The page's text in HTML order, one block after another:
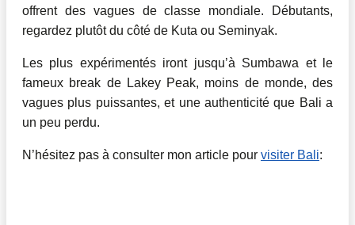
offrent des vagues de classe mondiale. Débutants,
regardez plutôt du côté de Kuta ou Seminyak.
Les plus expérimentés iront jusqu’à Sumbawa et le
fameux break de Lakey Peak, moins de monde, des
vagues plus puissantes, et une authenticité que Bali a
un peu perdu.
N’hésitez pas à consulter mon article pour visiter Bali: